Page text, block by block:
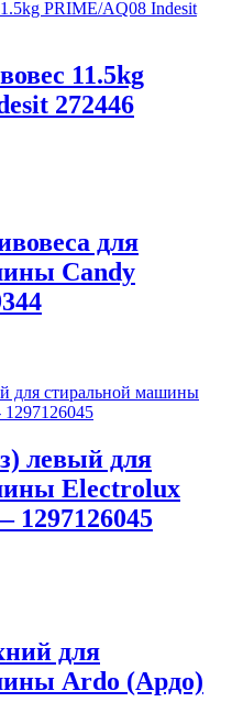
11.5kg
272446
для
Candy
левый для
Electrolux
1297126045
для
Ardo (Ардо)